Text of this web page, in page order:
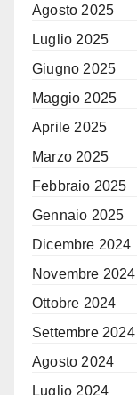
Agosto 2025
Luglio 2025
Giugno 2025
Maggio 2025
Aprile 2025
Marzo 2025
Febbraio 2025
Gennaio 2025
Dicembre 2024
Novembre 2024
Ottobre 2024
Settembre 2024
Agosto 2024
Luglio 2024